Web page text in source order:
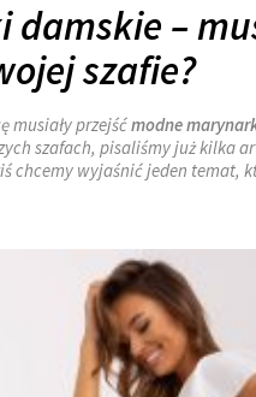
damskie –
szafie?
musiały przejśćmodne
szafach, pisaliśmy już kilka
chcemy wyjaśnić jeden temat,